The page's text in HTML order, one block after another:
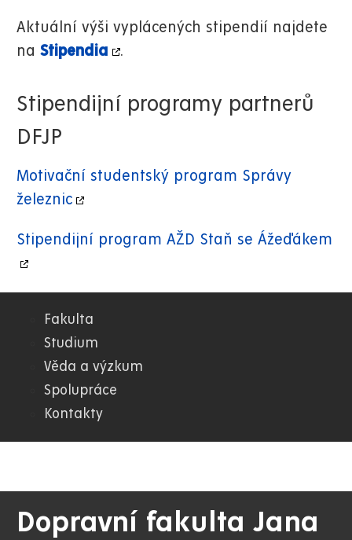
Aktuální výši vyplácených stipendií najdete
na Stipendia .
Stipendijní programy partnerů
DFJP
Motivační studentský program Správy
železnic
Stipendijní program AŽD Staň se Ážeďákem
02.
DFJP
Fakulta
Studium
Věda a výzkum
Spolupráce
Kontakty
Dopravní fakulta Jana